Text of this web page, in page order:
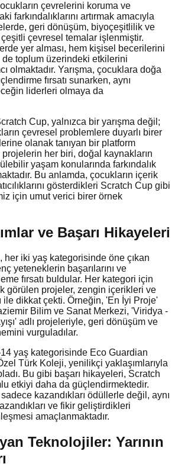
çevrelerini koruma ve
farkındalıklarını artırmak amacıyla
geri dönüşüm, biyoçeşitlilik ve
çevresel temalar işlenmiştir.
yer alması, hem kişisel becerilerini
toplum üzerindeki etkilerini
olmaktadır. Yarışma, çocuklara doğa
fırsatı sunarken, aynı
liderleri olmaya da
Cup, yalnızca bir yarışma değil;
çevresel problemlere duyarlı birer
olanak tanıyan bir platform
her biri, doğal kaynakların
yaşam konularında farkındalık
Bu anlamda, çocukların içerik
gösterdikleri Scratch Cup gibi
için umut verici birer örnek
ve Başarı Hikayeleri
her iki yaş kategorisinde öne çıkan
yeteneklerin başarılarını ve
fırsatı buldular. Her kategori için
görülen projeler, zengin içerikleri ve
ile dikkat çekti. Örneğin, 'En İyi Proje'
Bilim ve Sanat Merkezi, 'Viridya -
adlı projeleriyle, geri dönüşüm ve
vurguladılar.
yaş kategorisinde Eco Guardian
Türk Koleji, yenilikçi yaklaşımlarıyla
Bu gibi başarı hikayeleri, Scratch
etkiyi daha da güçlendirmektedir.
sadece kazandıkları ödüllerle değil, aynı
ve fikir geliştirdikleri
amaçlanmaktadır.
Teknolojiler: Yarının